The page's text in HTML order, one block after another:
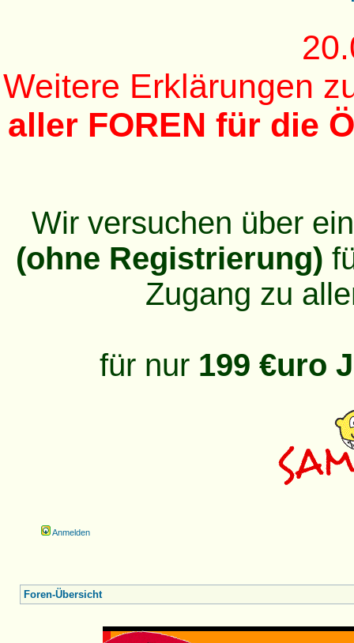
Weitere Erklärungen
aller FOREN für die
Wir versuchen über
(ohne Registrierung)
Zugang zu
für nur 199 €uro
Anmelden
Foren-Übersicht